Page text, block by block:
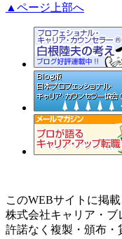
▲ページ上部へ
このWEBサイトに掲
株式会社キャリア・ブ
許諾なく複製・頒布